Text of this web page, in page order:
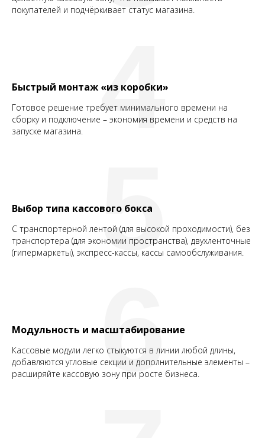
покупателей и подчёркивает статус магазина.
Быстрый монтаж «из коробки»
Готовое решение требует минимального времени на
сборку и подключение – экономия времени и средств на
запуске магазина.
4
Выбор типа кассового бокса
С транспортерной лентой (для высокой проходимости), без
транспортера (для экономии пространства), двухленточные
(гипермаркеты), экспресс-кассы, кассы самообслуживания.
5
Модульность и масштабирование
Кассовые модули легко стыкуются в линии любой длины,
добавляются угловые секции и дополнительные элементы –
расширяйте кассовую зону при росте бизнеса.
6